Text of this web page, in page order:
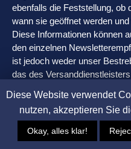
ebenfalls die Feststellung, ob
wann sie geöffnet werden
Diese Informationen können
den einzelnen
ist jedoch weder unser
das des
Lesegewohnheiten unserer
Inhalte auf sie anzupassen
entsprechend den
Diese Website verwendet
nutzen, akzeptieren Sie
Okay, alles klar!